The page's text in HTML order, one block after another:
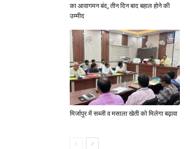
का आवागमन बंद, तीन दिन बाद बहाल होने की
उम्मीद
मिर्जापुर में सब्जी व मसाला खेती को मिलेगा बढ़ावा